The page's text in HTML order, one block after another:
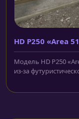
HD P250 «Area
Модель HD P250
из-за